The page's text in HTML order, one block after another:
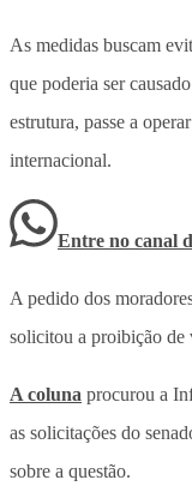
As medidas buscam
que poderia ser
estrutura, passe a
internacional.
Entre no canal
A pedido dos
solicitou a proibição de
A coluna procurou a
as solicitações do
sobre a questão.